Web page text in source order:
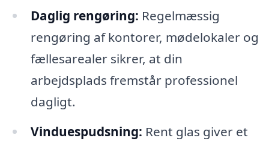
Daglig rengøring: Regelmæssig
rengøring af kontorer, mødelokaler og
fællesarealer sikrer, at din
arbejdsplads fremstår professionel
dagligt.
Vinduespudsning: Rent glas giver et